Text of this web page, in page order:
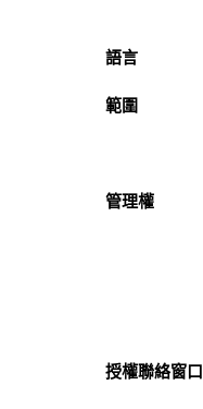
語言
範圍
管理權
授權聯絡窗口